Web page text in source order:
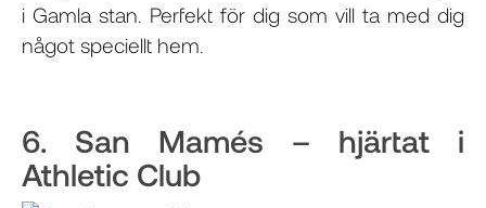
i Gamla stan. Perfekt för dig som vill ta med dig
något speciellt hem.
6. San Mamés – hjärtat i
Athletic Club